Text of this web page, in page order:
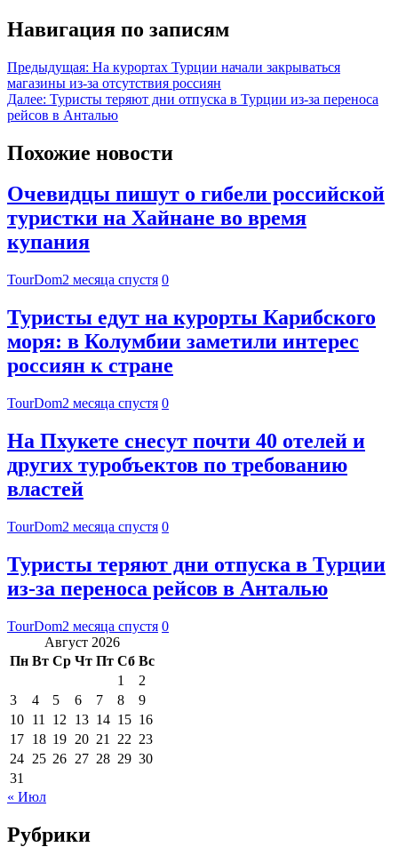
Навигация по записям
Предыдущая: На курортах Турции начали закрываться
магазины из-за отсутствия россиян
Далее: Туристы теряют дни отпуска в Турции из-за переноса
рейсов в Анталью
Похожие новости
Очевидцы пишут о гибели российской
туристки на Хайнане во время
купания
TourDom2 месяца спустя 0
Туристы едут на курорты Карибского
моря: в Колумбии заметили интерес
россиян к стране
TourDom2 месяца спустя 0
На Пхукете снесут почти 40 отелей и
других туробъектов по требованию
властей
TourDom2 месяца спустя 0
Туристы теряют дни отпуска в Турции
из-за переноса рейсов в Анталью
TourDom2 месяца спустя 0
Август 2026
Пн Вт Ср Чт Пт Сб Вс
1
2
3
4 5 6 7 8
9
10 11 12 13 14 15 16
17 18 19 20 21 22 23
24 25 26 27 28 29 30
31
« Июл
Рубрики